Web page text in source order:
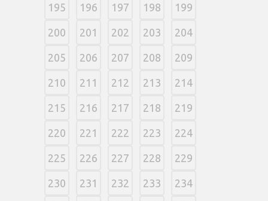
195 196 197 198 199
200 201 202 203 204
205 206 207 208 209
210 211 212 213 214
215 216 217 218 219
220 221 222 223 224
225 226 227 228 229
230 231 232 233 234